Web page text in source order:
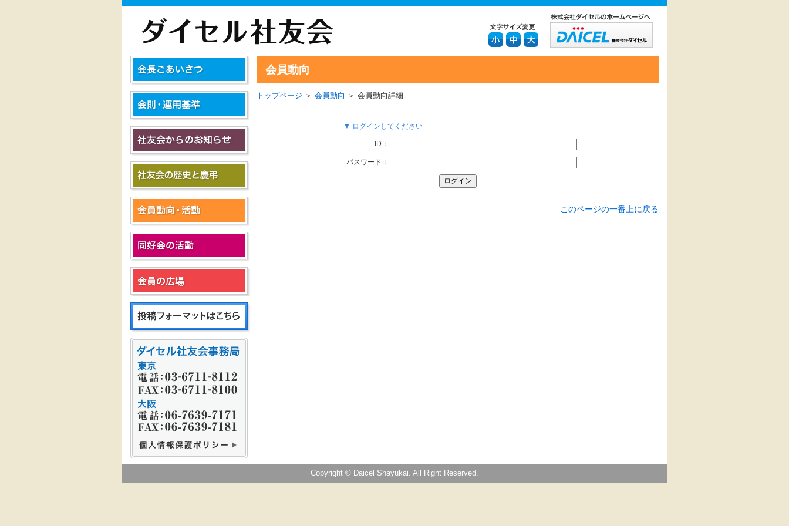
会員動向
トップページ ＞ 会員動向 ＞ 会員動向詳細
▼ ログインしてください
ID：
パスワード：
このページの一番上に戻る
Copyright © Daicel Shayukai. All Right Reserved.